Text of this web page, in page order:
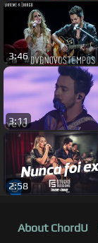
3:46
3:11
2:58
About ChordU